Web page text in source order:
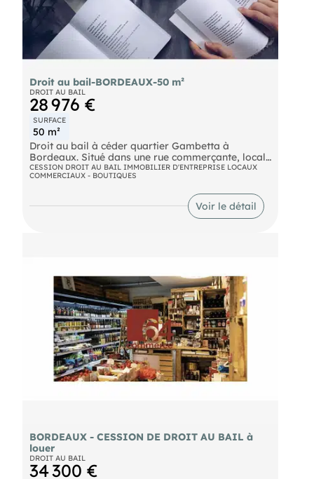
Droit au bail-BORDEAUX-50 m²
DROIT AU BAIL
28 976 €
SURFACE
50 m²
Droit au bail à céder quartier Gambetta à
Bordeaux. Situé dans une rue commerçante, local
refait à neuf d'environ 50m². Petite restauration
sans extraction autorisée. Idéal coffee shop,
FAI (dont 5.976€ TTC d'honoraires).
CESSION DROIT AU BAIL IMMOBILIER D'ENTREPRISE LOCAUX
COMMERCIAUX - BOUTIQUES
Voir le détail
BORDEAUX - CESSION DE DROIT AU BAIL à
louer
DROIT AU BAIL
34 300 €